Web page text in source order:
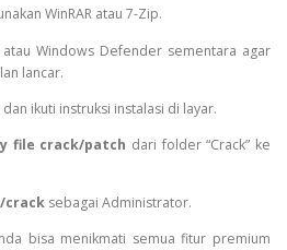
WinRAR atau 7-Zip.
atau Windows Defender sementara agar
lancar.
dan ikuti instruksi instalasi di layar.
file crack/patch dari folder “Crack” ke
cracksebagai Administrator.
bisa menikmati semua fitur premium